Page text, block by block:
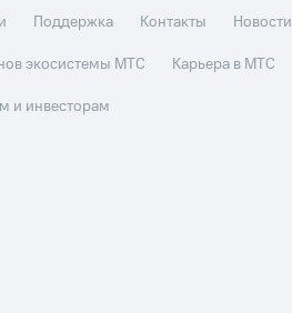
Поддержка Контакты Новости
экосистемы МТС
Карьера в МТС
и инвесторам